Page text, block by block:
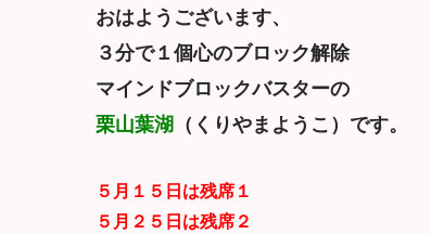
おはようございます、
３分で１個心のブロック解除
マインドブロックバスターの
栗山葉湖 （くりやまようこ）です。
５月１５日は残席１
５月２５日は残席２